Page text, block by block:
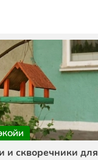
и скворечники для